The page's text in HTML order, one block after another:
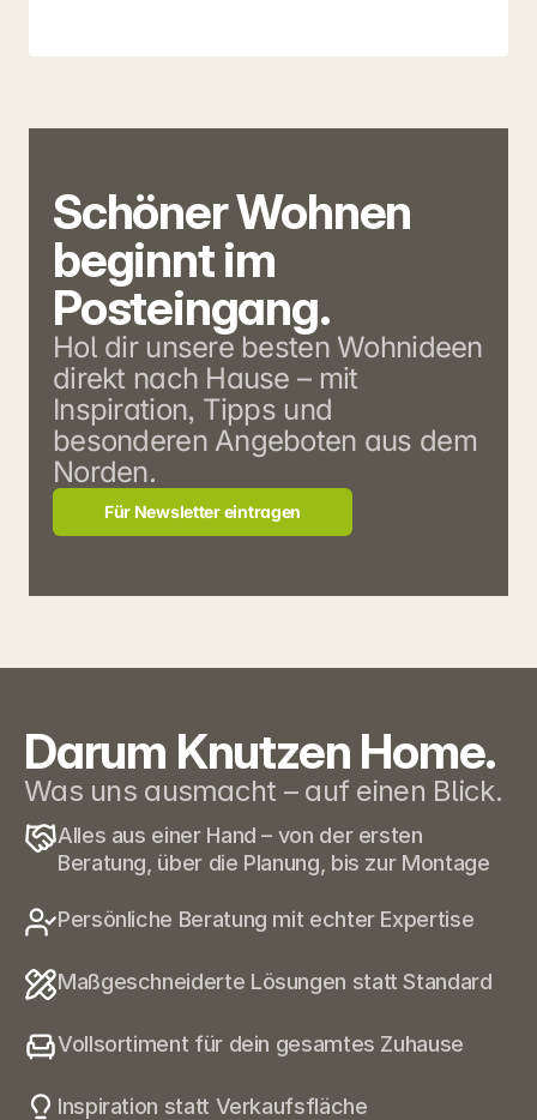
Schöner Wohnen
beginnt im
Posteingang.
Hol dir unsere besten Wohnideen
direkt nach Hause – mit
Inspiration, Tipps und
besonderen Angeboten aus dem
Norden.
Für Newsletter eintragen
Darum Knutzen Home.
Was uns ausmacht – auf einen Blick.
Alles aus einer Hand – von der ersten
Beratung, über die Planung, bis zur Montage
Persönliche Beratung mit echter Expertise
Maßgeschneiderte Lösungen statt Standard
Vollsortiment für dein gesamtes Zuhause
Inspiration statt Verkaufsfläche